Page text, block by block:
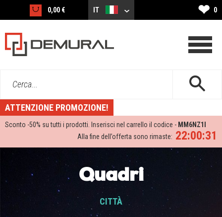
0,00 € IT ❤ 0
Cerca...
ATTENZIONE PROMOZIONE!
Sconto -50% su tutti i prodotti. Inserisci nel carrello il codice - MM6NZ1I
22:00:29
Alla fine dell’offerta sono rimaste:
Quadri
CITTÀ